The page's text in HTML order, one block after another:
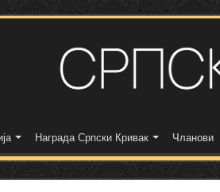
Награда Српски Кривак Чланови